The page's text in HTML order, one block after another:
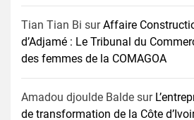
Tian Tian Bi surAffaire
d’Adjamé : Le Tribunal du
des femmes de la COMAGOA
Amadou djoulde Balde sur
de transformation de la Côte